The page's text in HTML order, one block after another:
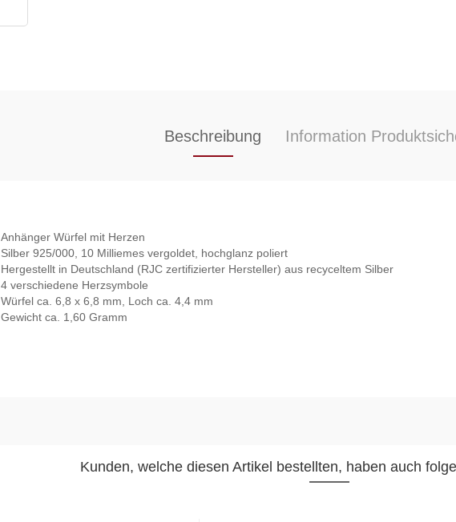
Beschreibung Information
Anhänger Würfel mit Herzen
Silber 925/000, 10 Milliemes vergoldet, hochglanz poliert
Hergestellt in Deutschland (RJC zertifizierter Hersteller) aus recyceltem Silber
4 verschiedene Herzsymbole
Würfel ca. 6,8 x 6,8 mm, Loch ca. 4,4 mm
Gewicht ca. 1,60 Gramm
Kunden, welche diesen Artikel bestellten, haben auch